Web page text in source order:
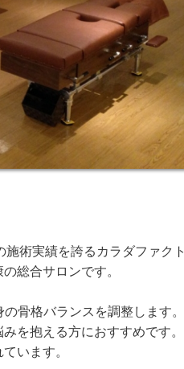
術実績を誇るカラダファクト
総合サロンです。
骨格バランスを調整します。
を抱える方におすすめです。
います。